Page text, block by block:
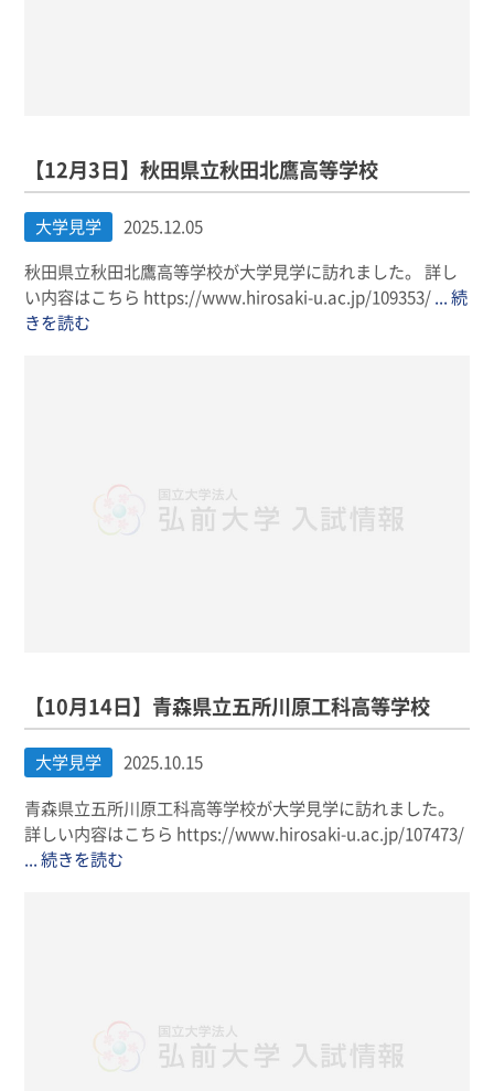
【12月3日】秋田県立秋田北鷹高等学校
大学見学 2025.12.05
秋田県立秋田北鷹高等学校が大学見学に訪れました。 詳し
い内容はこちら https://www.hirosaki-u.ac.jp/109353/
... 続
きを読む
【10月14日】青森県立五所川原工科高等学校
大学見学 2025.10.15
青森県立五所川原工科高等学校が大学見学に訪れました。
詳しい内容はこちら https://www.hirosaki-u.ac.jp/107473/
... 続きを読む